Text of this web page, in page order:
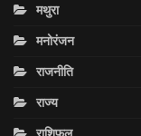
मथुरा
मनोरंजन
राजनीति
राज्य